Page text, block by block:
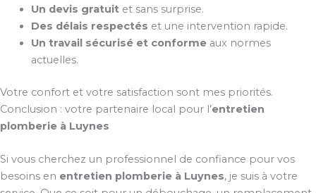
Un devis gratuitet sans surprise.
Des délais respectés et une intervention rapide.
Un travail sécurisé et conformeaux normes
actuelles.
Votre confort et votre satisfaction sont mes priorités.
Conclusion : votre partenaire local pour l’entretien
plomberie à Luynes
Si vous cherchez un professionnel de confiance pour vos
besoins en entretien plomberie à Luynes, je suis à votre